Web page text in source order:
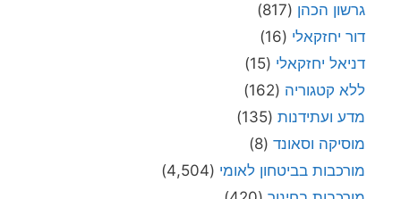
גרשון הכהן (817)
דור יחזקאלי (16)
דניאל יחזקאלי (15)
ללא קטגוריה (162)
מדע ועתידנות (135)
מוסיקה וסאונד (8)
מורכבות בביטחון לאומי (4,504)